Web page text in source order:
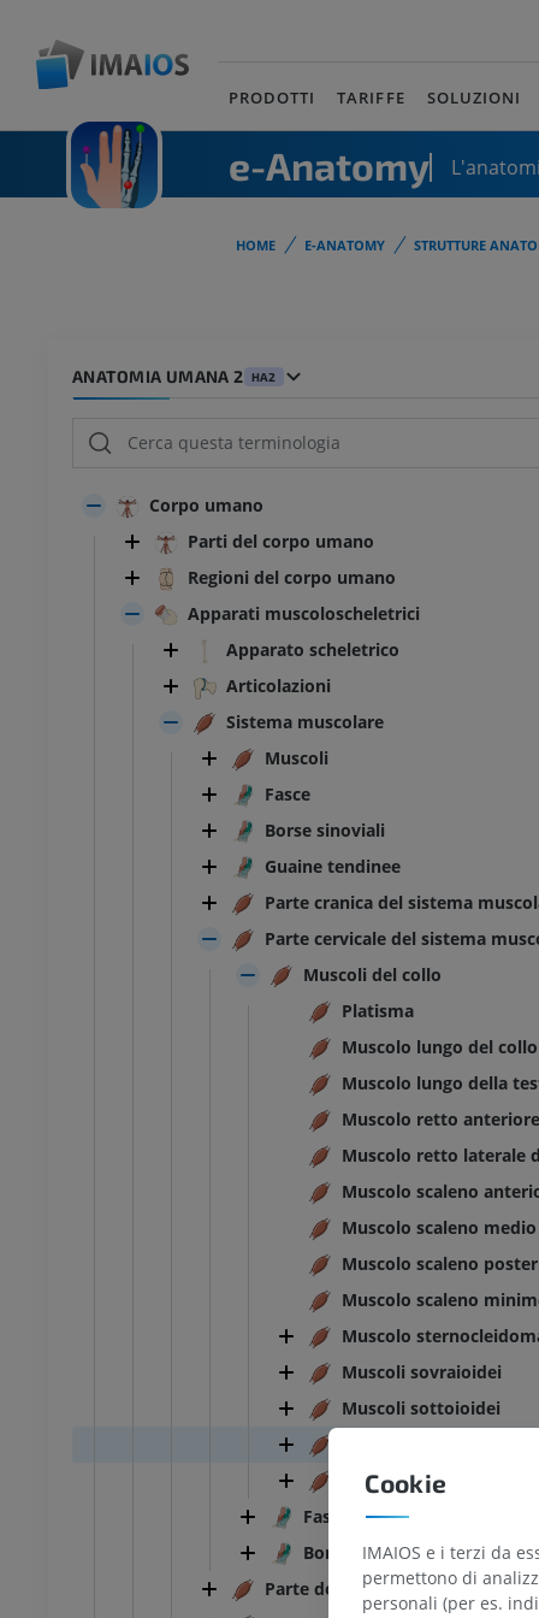
PRODOTTI TARIFFE SOLUZIONI
e-Anatomy
HOME E-ANATOMY STRUTTURE
ANATOMIA UMANA 2 HA2
Corpo umano
Parti del corpo umano
Regioni del corpo umano
Apparati muscoloscheletrici
Apparato scheletrico
Articolazioni
Sistema muscolare
Muscoli
Fasce
Borse sinoviali
Guaine tendinee
Parte cranica del sistema
Parte cervicale del sistema
Muscoli del collo
Platisma
Muscolo lungo del collo
Muscolo lungo della
Muscolo retto
Muscolo retto laterale
Muscolo scaleno
Muscolo scaleno medio
Muscolo scaleno
Muscolo scaleno
Muscolo
Muscoli sovraioidei
Muscoli sottoioidei
Muscoli della laringe
Fasce cervicali
Borse del collo
Parte dorsale del sistema
Cookie
IMAIOS e i terzi da
permettono di
personali (per es.